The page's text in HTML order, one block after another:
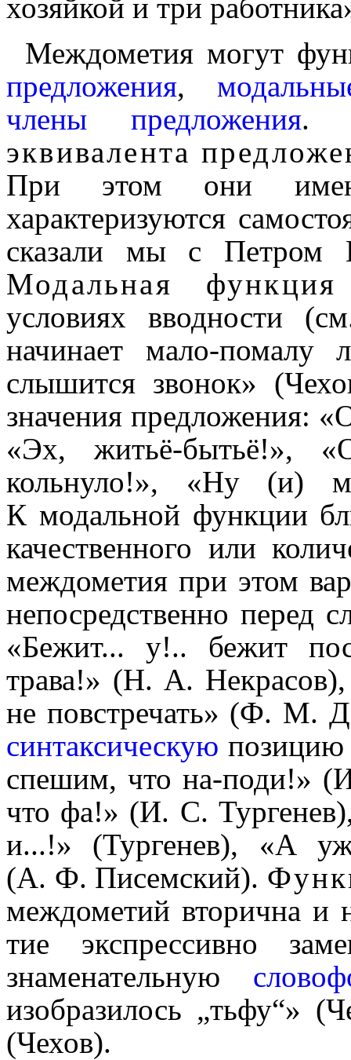
хозяйкой и три
Междо­ме­тия могут
предложения,
члены предло­же­ния.
эквивалента
При этом они
характеризуются
сказали мы с Петром
Модальная функция
условиях вводности
начинает мало-
слышится звонок»
значения предло­же­ния:
«Эх, житьё-бытьё!»,
кольнуло!», «Ну (и)
К модальной функции
качественного или
междо­ме­тия при этом
непосредственно перед
«Бежит... у!.. бежит
трава!» (Н. А.
не повстре­чать» (Ф. М.
синтаксическую позицию
спешим, что на-поди!»
что фа!» (И. С.
и...!» (Тургенев), «А
(А. Ф. Писемский).
междо­ме­тий вторична и
тие экспрессивно
знаменательную
изобразилось „тьфу“»
(Чехов).